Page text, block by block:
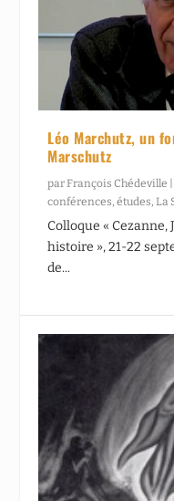
Léo Marchutz, un
Marschutz
par François Chédeville
conférences, études La
Colloque «
histoire », 21-22
de...